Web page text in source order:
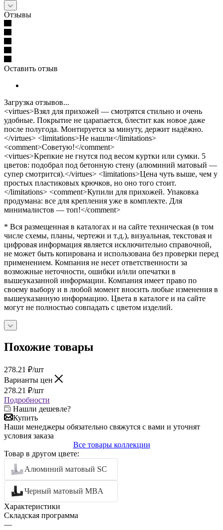
Отзывы
Оставить отзыв
Загрузка отзывов...
<virtues>Взял для прихожей — смотрятся стильно и очень
удобные. Покрытие не царапается, блестит как новое даже
после полугода. Монтируется за минуту, держит надёжно.
</virtues> <limitations>Не нашли</limitations>
<comment>Советую!</comment>
<virtues>Крепкие не гнутся под весом куртки или сумки. 5
цветов: подобрал под бетонную стену (алюминий матовый —
супер смотрится).</virtues> <limitations>Цена чуть выше, чем у
простых пластиковых крючков, но оно того стоит.
</limitations> <comment>Купили для прихожей. Упаковка
продумана: все для крепления уже в комплекте. Для
минималистов — топ!</comment>
* Вся размещенная в каталогах и на сайте техническая (в том
числе схемы, планы, чертежи и т.д.), визуальная, текстовая и
цифровая информация является исключительно справочной,
не может быть копирована и использована без проверки перед
применением. Компания не несет ответственности за
возможные неточности, ошибки и/или опечатки в
вышеуказанной информации. Компания имеет право по
своему выбору и в любой момент вносить любые изменения в
вышеуказанную информацию. Цвета в каталоге и на сайте
могут не полностью совпадать с цветом изделий.
Похожие товары
278.21 ₽/шт
Варианты цен
278.21 ₽/шт
Подробности
Нашли дешевле?
Купить
Наши менеджеры обязательно свяжутся с вами и уточнят
условия заказа
Все товары коллекции
Товар в другом цвете:
Алюминий матовый SC
Черный матовый MBA
Характеристики
Складская программа
—